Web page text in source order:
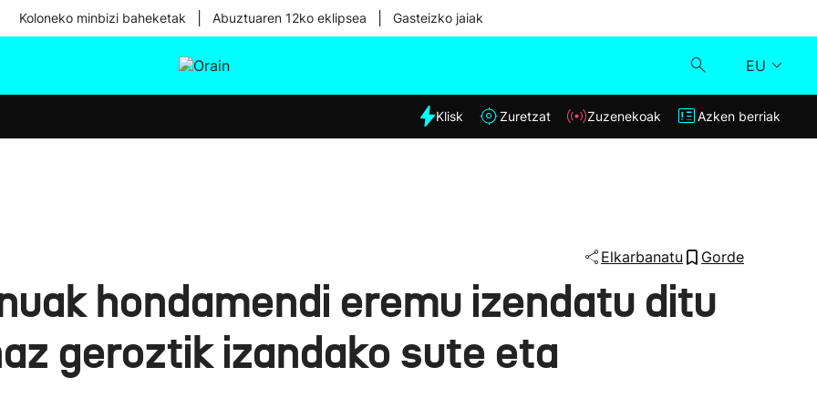
Koloneko minbizi baheketak Abuztuaren 12ko eklipsea Gasteizko jaiak
EU
Eguraldia
Klisk
Azken berriak
Klisk Zuretzat Zuzenekoak Azken berriak
Elkarbanatu Gorde
hondamendi eremu izendatu ditu
geroztik izandako sute eta